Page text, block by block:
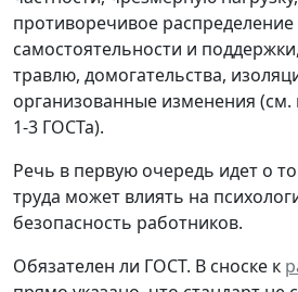
противоречивое распределение
самостоятельности и
травлю, домогательства,
организованные изменения (см.
1-3 ГОСТа).
Речь в первую очередь идет о
труда может влиять на
безопасность работников.
Обязателен ли ГОСТ. В сноске к